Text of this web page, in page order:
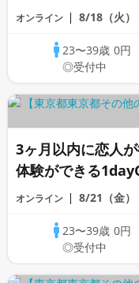
オンライン 8/18（火）
23〜39歳0円
◎受付中
3ヶ月以内に恋人
体験ができる
オンライン 8/21（金）
23〜39歳0円
◎受付中